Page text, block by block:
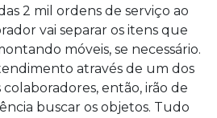
2 mil ordens de serviço ao
vai separar os itens que
móveis, se necessário.
através de um dos
colaboradores, então, irão de
buscar os objetos. Tudo